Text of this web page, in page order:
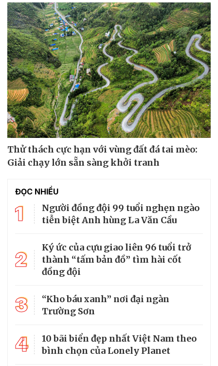
Thử thách cực hạn với vùng đất đá tai mèo:
Giải chạy lớn sẵn sàng khởi tranh
ĐỌC NHIỀU
1
Người đồng đội 99 tuổi nghẹn ngào
tiễn biệt Anh hùng La Văn Cầu
2
Ký ức của cựu giao liên 96 tuổi trở
thành “tấm bản đồ” tìm hài cốt
đồng đội
3
“Kho báu xanh” nơi đại ngàn
Trường Sơn
4
10 bãi biển đẹp nhất Việt Nam theo
bình chọn của Lonely Planet